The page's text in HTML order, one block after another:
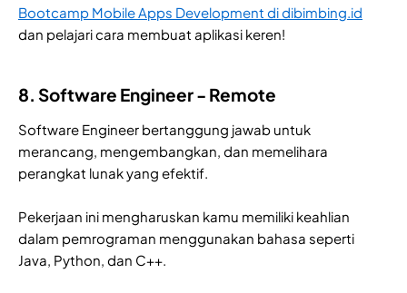
Bootcamp Mobile Apps Development di dibimbing.id
dan pelajari cara membuat aplikasi keren!
8. Software Engineer - Remote
Software Engineer bertanggung jawab untuk
merancang, mengembangkan, dan memelihara
perangkat lunak yang efektif.
Pekerjaan ini mengharuskan kamu memiliki keahlian
dalam pemrograman menggunakan bahasa seperti
Java, Python, dan C++.